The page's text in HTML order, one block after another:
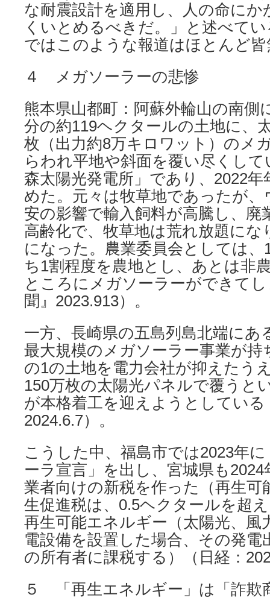
な耐震設計を適用し、人の命に
くいとめるべきだ。」と述べて
ではこのような報道はほとんど
４ メガソーラーの悲惨
熊本県山都町：阿蘇外輪山の南側
分の約119ヘクタールの土地に、
枚（出力約8万キロワット）のメ
らわれ平地や斜面を覆い尽くし
森太陽光発電所」であり、2022
めた。元々は牧草地であったが
安の影響で輸入飼料が高騰し、廃
高齢化で、牧草地は荒れ放題にな
になった。農業委員会としては
ち1割程度を農地とし、あとは非
ところにメガソーラーができて
聞』2023.913）。
一方、長崎県の五島列島北端にあ
最大規模のメガソーラー事業が持
の1の土地を電力会社が抑えたう
150万枚の太陽光パネルで覆うと
が本格着工を迎えようとしている
2024.6.7）。
こうした中、福島市では2023年
ーラ宣言」を出し、宮城県も
業者向けの新税を作った（再生可
生促進税は、0.5ヘクタールを超
再生可能エネルギー（太陽光、風
電設備を設置した場合、その発電
の所有者に課税する）（日経：
５ 「再生エネルギー」は「詐欺